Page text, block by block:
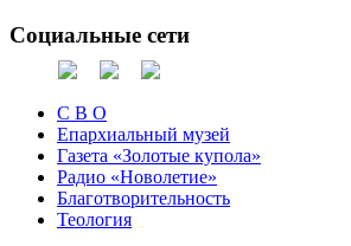
Социальные сети
С В О
Епархиальный музей
Газета «Золотые купола»
Радио «Новолетие»
Благотворительность
Теология